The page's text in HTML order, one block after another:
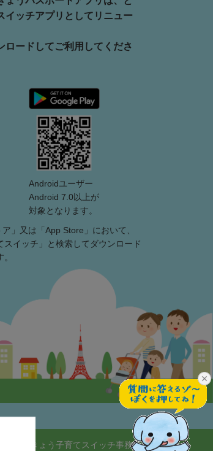
イッチアプリとしてリニュー
ロードしてご利用してくださ
Androidユーザー
Android 7.0以上が
対象となります。
ア」又は「App Store」において、
スイッチ」と検索してダウンロード
とうきょう子育てスイッチ事務局